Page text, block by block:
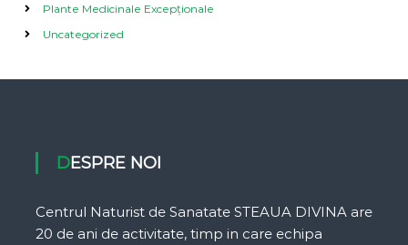
Plante Medicinale Excepționale
Uncategorized
DESPRE NOI
Centrul Naturist de Sanatate STEAUA DIVINA are
20 de ani de activitate, timp in care echipa